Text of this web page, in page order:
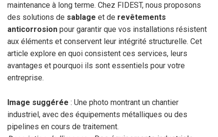
maintenance à long terme. Chez FIDEST, nous proposons
des solutions de sablage et de revêtements
anticorrosion pour garantir que vos installations résistent
aux éléments et conservent leur intégrité structurelle. Cet
article explore en quoi consistent ces services, leurs
avantages et pourquoi ils sont essentiels pour votre
entreprise.
Image suggérée : Une photo montrant un chantier
industriel, avec des équipements métalliques ou des
pipelines en cours de traitement.